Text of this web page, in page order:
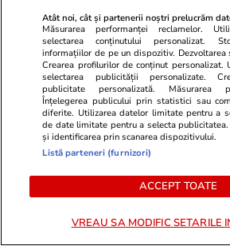
Sanitas avertizează: Noua lege
salarizării taie sporuri și riscă
readucă exodul medicilor
PARTENERI
Atât noi, cât și partenerii noștri prelucrăm
Măsurarea performanței reclamelor.
selectarea conținutului personalizat.
informațiilor de pe un dispozitiv.
Crearea profilurilor de conținut personalizat.
selectarea publicității personalizate.
publicitate personalizată. Măsurarea
Înțelegerea publicului prin statistici sau
diferite. Utilizarea datelor limitate pentru a
de date limitate pentru a selecta
și identificarea prin scanarea dispozitivului.
Listă parteneri (furnizori)
ACCEPT TOATE
VREAU SA MODIFIC SETARILE